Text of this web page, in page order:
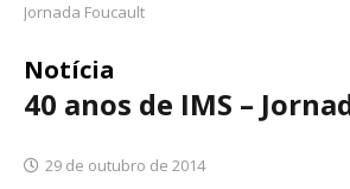
Jornada Foucault
Notícia
40 anos de IMS –
29 de outubro de 2014